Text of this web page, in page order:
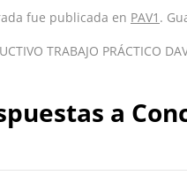
fue publicada en PAV1 .
TRABAJO PRÁCTICO
a